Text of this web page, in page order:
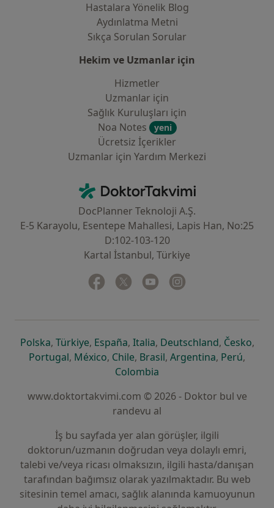
Hastalara Yönelik Blog
Aydınlatma Metni
Sıkça Sorulan Sorular
Hekim ve Uzmanlar için
Hizmetler
Uzmanlar için
Sağlık Kuruluşları için
Noa Notes
yeni
Ücretsiz İçerikler
Uzmanlar için Yardım Merkezi
DoktorTakvimi - Ana Sayfa
DocPlanner Teknoloji A.Ş.
E-5 Karayolu, Esentepe Mahallesi, Lapis Han, No:25
D:102-103-120
Kartal İstanbul, Türkiye
Facebook
yeni bir sekmede açılır
Twitter
yeni bir sekmede açılır
Youtube
yeni bir sekmede açılır
Polskayeni bir sekmede açılır
, Türkiyeyeni bir sekmede açılır
, Españayeni bir sekmede açılır
, Italiayeni bir sekmede açılır
, Deutschlandyeni bir
, Českoyeni
,
Portugalyeni bir sekmede açılır
, Méxicoyeni bir sekmede açılır
, Chileyeni bir sekmede açılır
, Brasilyeni bir sekmede açılır
, Argentinayeni bir
, Perúyeni
,
Colombia
www.doktortakvimi.com © 2026 - Doktor bul ve
randevu al
İş bu sayfada yer alan görüşler, ilgili
doktorun/uzmanın doğrudan veya dolaylı emri,
talebi ve/veya ricası olmaksızın, ilgili hasta/danışan
tarafından bağımsız olarak yazılmaktadır. Bu web
sitesinin temel amacı, sağlık alanında kamuoyunun